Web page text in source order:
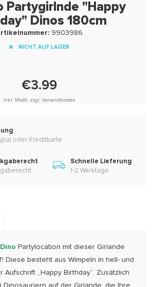
Partygirlnde "Happy
Dinos 180cm
9903986
NICHT AUF LAGER
€3.99
Inkl. MwSt. zzgl. Versandkosten
oder Kreditkarte
Schnelle Lieferung
1-2 Werktage
Partylocation mit dieser Girlande
Diese besteht aus Wimpeln in hell- und
Aufschrift „Happy Birthday“. Zusätzlich